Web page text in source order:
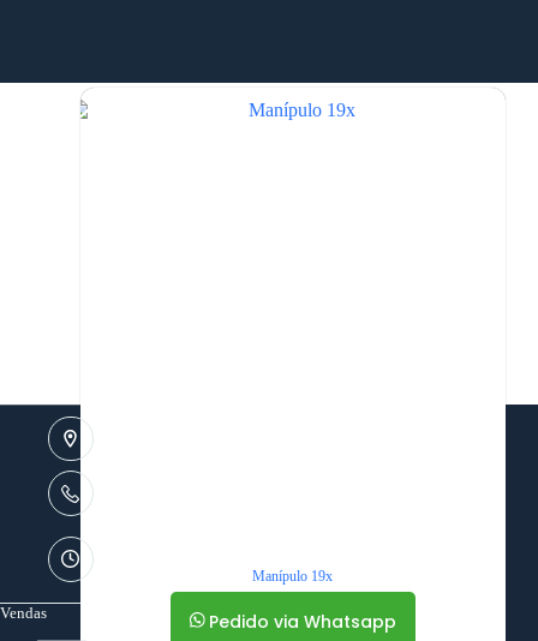
Manípulo 19x
Pedido via Whatsapp
R. Inácio José de Alvarenga Peixoto, 220 -
41 3275-4133
17h30
Sexta feira 08h30 -12h00 || 13h00 -17h00
Vendas